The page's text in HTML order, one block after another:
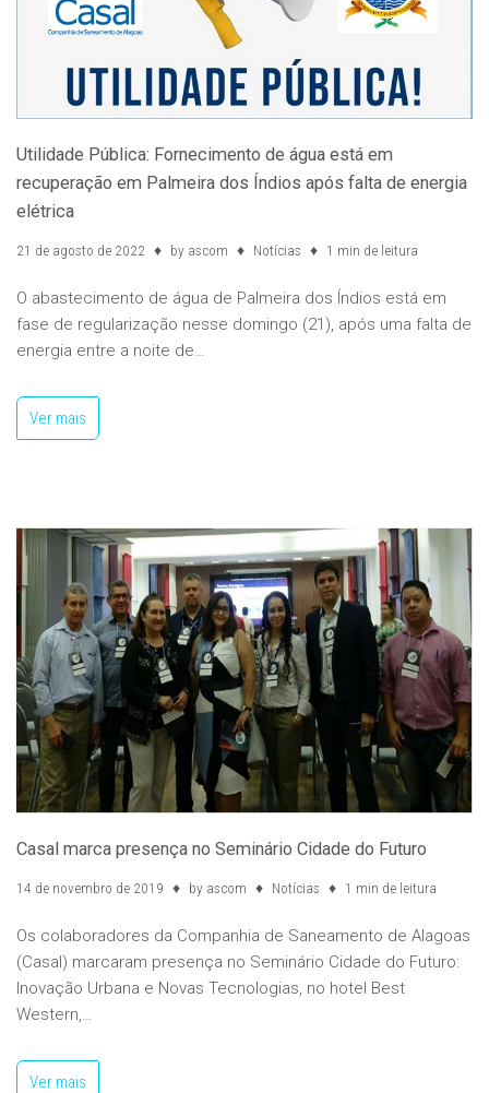
Utilidade Pública: Fornecimento de água está em
recuperação em Palmeira dos Índios após falta de energia
elétrica
21 de agosto de 2022 by ascom Notícias 1 min de leitura
O abastecimento de água de Palmeira dos Índios está em
fase de regularização nesse domingo (21), após uma falta de
energia entre a noite de…
Ver mais
Casal marca presença no Seminário Cidade do Futuro
14 de novembro de 2019 by ascom Notícias 1 min de leitura
Os colaboradores da Companhia de Saneamento de Alagoas
(Casal) marcaram presença no Seminário Cidade do Futuro:
Inovação Urbana e Novas Tecnologias, no hotel Best
Western,…
Ver mais